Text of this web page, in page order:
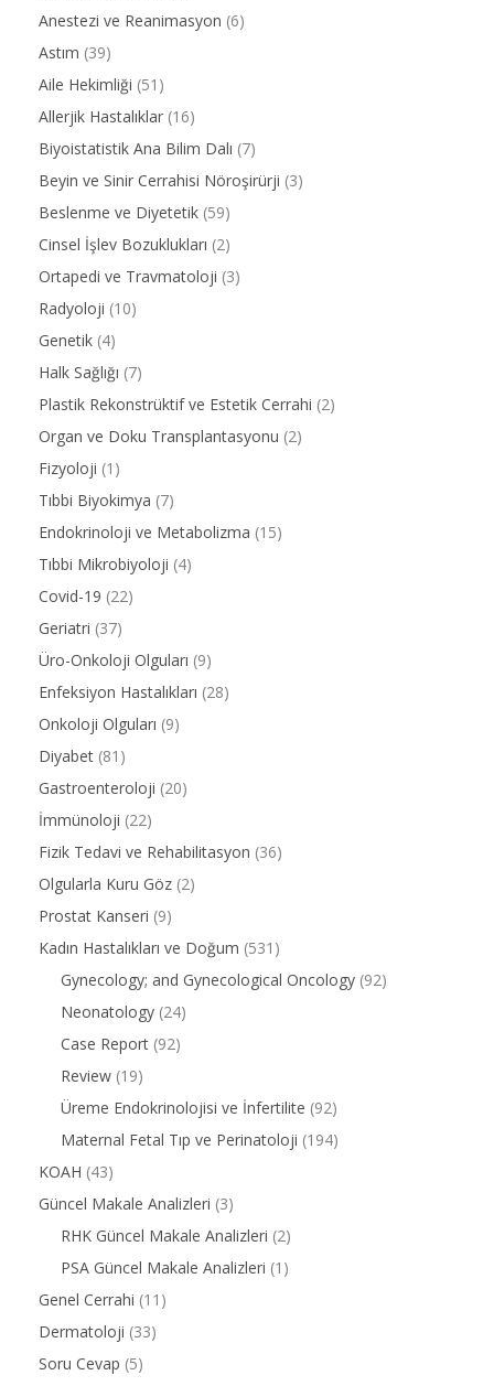
Anestezi ve Reanimasyon (6)
Astım (39)
Aile Hekimliği (51)
Allerjik Hastalıklar (16)
Biyoistatistik Ana Bilim Dalı (7)
Beyin ve Sinir Cerrahisi Nöroşirürji (3)
Beslenme ve Diyetetik (59)
Cinsel İşlev Bozuklukları (2)
Ortapedi ve Travmatoloji (3)
Radyoloji (10)
Genetik (4)
Halk Sağlığı (7)
Plastik Rekonstrüktif ve Estetik Cerrahi (2)
Organ ve Doku Transplantasyonu (2)
Fizyoloji (1)
Tıbbi Biyokimya (7)
Endokrinoloji ve Metabolizma (15)
Tıbbi Mikrobiyoloji (4)
Covid-19 (22)
Geriatri (37)
Üro-Onkoloji Olguları (9)
Enfeksiyon Hastalıkları (28)
Onkoloji Olguları (9)
Diyabet (81)
Gastroenteroloji (20)
İmmünoloji (22)
Fizik Tedavi ve Rehabilitasyon (36)
Olgularla Kuru Göz (2)
Prostat Kanseri (9)
Kadın Hastalıkları ve Doğum (531)
Gynecology; and Gynecological Oncology (92)
Neonatology (24)
Case Report (92)
Review (19)
Üreme Endokrinolojisi ve İnfertilite (92)
Maternal Fetal Tıp ve Perinatoloji (194)
KOAH (43)
Güncel Makale Analizleri (3)
RHK Güncel Makale Analizleri (2)
PSA Güncel Makale Analizleri (1)
Genel Cerrahi (11)
Dermatoloji (33)
Soru Cevap (5)